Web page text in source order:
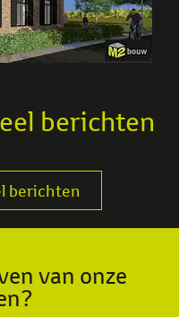
berichten
berichten
van onze